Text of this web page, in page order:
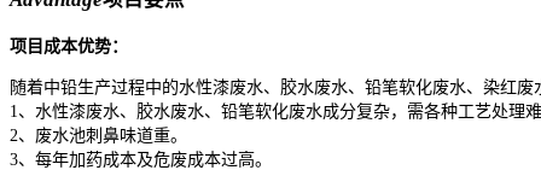
项目成本优势：
随着中铅生产过程中的水性漆废水、胶水废水、铅笔软化废水、染红废
1、水性漆废水、胶水废水、铅笔软化废水成分复杂，需各种工艺处理难
2、废水池刺鼻味道重。
3、每年加药成本及危废成本过高。